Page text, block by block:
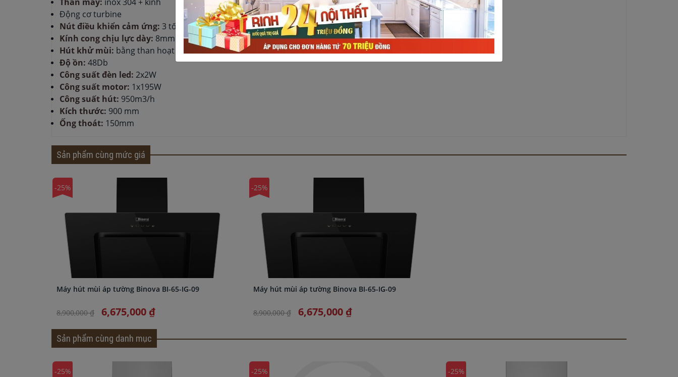
Động cơ turbine
Nút điều khiển cảm ứng: 3 tốc độ
Kính cong chịu lực dày: 8mm
Hút khử mùi: bằng than hoạt tính
Độ ồn: 48Db
Công suất đèn led: 2x2W
Công suất motor: 1x195W
Công suất hút: 950m3/h
Kích thước: 900 mm
Ống thoát: 150mm
Sản phẩm cùng mức giá
-25%
Máy hút mùi áp tường Binova BI-65-IG-09
8,900,000 ₫ 6,675,000 ₫
-25%
Máy hút mùi áp tường Binova BI-65-IG-09
8,900,000 ₫ 6,675,000 ₫
Sản phẩm cùng danh mục
-25% -25% -25%